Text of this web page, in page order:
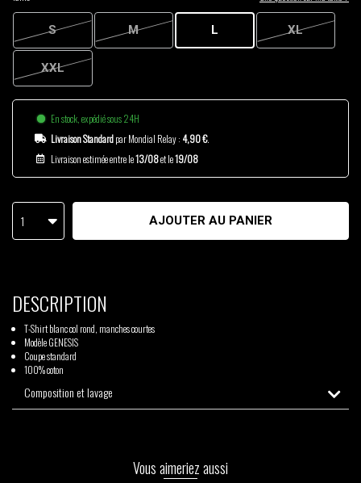
S M L XL
XXL
En stock, expédié sous 24H
Livraison Standardpar Mondial Relay : 4,90 €.
Livraison estimée entre le13/08et le19/08
1 AJOUTER AU PANIER
DESCRIPTION
T-Shirt blanc col rond, manches courtes
Modèle GENESIS
Coupe standard
100% coton
Composition et lavage
Vous aimeriez aussi